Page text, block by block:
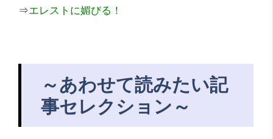
⇒エレストに媚びる！
～あわせて読みたい記
事セレクション～